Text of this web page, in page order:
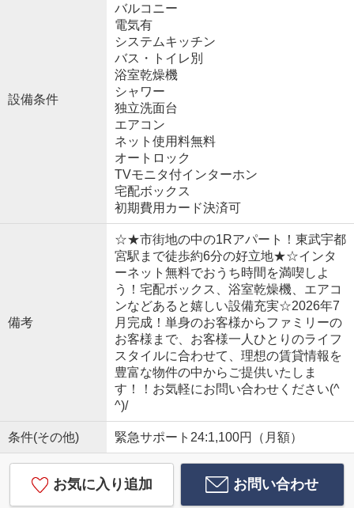
設備条件
バルコニー
電気有
システムキッチン
バス・トイレ別
浴室乾燥機
シャワー
独立洗面台
エアコン
ネット使用料無料
オートロック
TVモニタ付インターホン
宅配ボックス
初期費用カード決済可
備考
☆★市街地の中の1Rアパート！東武宇都
宮駅まで徒歩約6分の好立地★☆インタ
ーネット無料でおうち時間を満喫しよ
う！宅配ボックス、浴室乾燥機、エアコ
ンなどあると嬉しい設備充実☆2026年7
月完成！単身のお客様からファミリーの
お客様まで、お客様一人ひとりのライフ
スタイルに合わせて、理想の賃貸情報を
豊富な物件の中からご提供いたしま
す！！お気軽にお問い合わせください(^
^)/
条件(その他) 緊急サポート24:1,100円（月額）
お気に入り追加 お問い合わせ